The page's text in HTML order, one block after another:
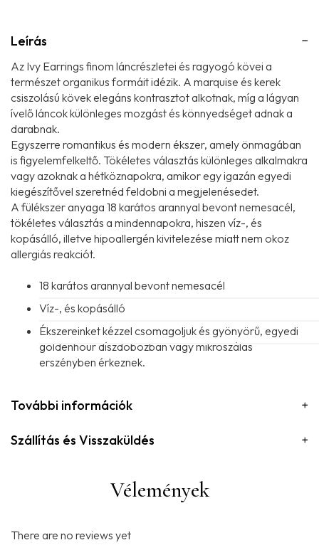
Leírás
Az Ivy Earrings finom láncrészletei és ragyogó kövei a
természet organikus formáit idézik. A marquise és kerek
csiszolású kövek elegáns kontrasztot alkotnak, míg a lágyan
ívelő láncok különleges mozgást és könnyedséget adnak a
darabnak.
Egyszerre romantikus és modern ékszer, amely önmagában
is figyelemfelkeltő. Tökéletes választás különleges alkalmakra
vagy azoknak a hétköznapokra, amikor egy igazán egyedi
kiegészítővel szeretnéd feldobni a megjelenésedet.
A fülékszer anyaga 18 karátos arannyal bevont nemesacél,
tökéletes választás a mindennapokra, hiszen víz-, és
kopásálló, illetve hipoallergén kivitelezése miatt nem okoz
allergiás reakciót.
18 karátos arannyal bevont nemesacél
Víz-, és kopásálló
Ékszereinket kézzel csomagoljuk és gyönyörű, egyedi
goldenhour díszdobozban vagy mikroszálas
erszényben érkeznek.
További információk
Szállítás és Visszaküldés
Vélemények
There are no reviews yet